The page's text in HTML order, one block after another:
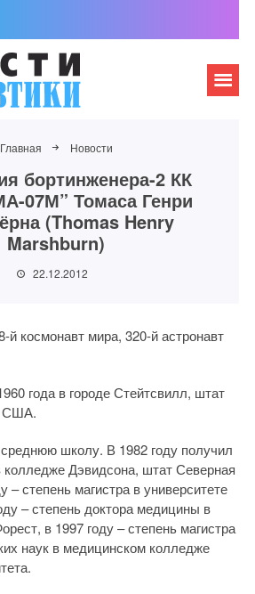
Главная Новости
бортинженера-2 КК
07М” Томаса Генри
(Thomas Henry
Marshburn)
22.12.2012
й космонавт мира, 320-й астронавт
года в городе Стейтсвилл, штат
США.
школу. В 1982 году получил
колледже Дэвидсона, штат Северная
– степень магистра в университете
– степень доктора медицины в
в 1997 году – степень магистра
наук в медицинском колледже